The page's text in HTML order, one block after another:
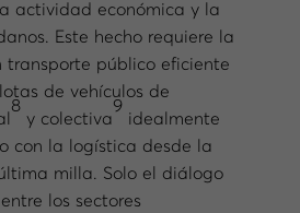
actividad económica y la
Este hecho requiere la
transporte público eficiente
de vehículos de
8
y colectiva
9
idealmente
con la logística desde la
milla. Solo el diálogo
los sectores